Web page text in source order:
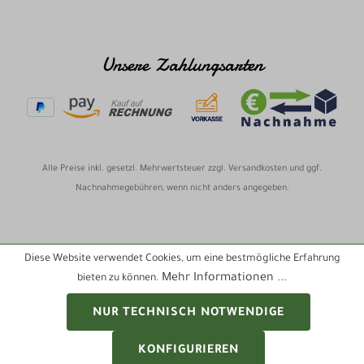
Unsere Zahlungsarten
Alle Preise inkl. gesetzl. Mehrwertsteuer zzgl. Versandkosten und ggf.
Nachnahmegebühren, wenn nicht anders angegeben.
Diese Website verwendet Cookies, um eine bestmögliche Erfahrung
bieten zu können. Mehr Informationen ...
NUR TECHNISCH NOTWENDIGE
KONFIGURIEREN